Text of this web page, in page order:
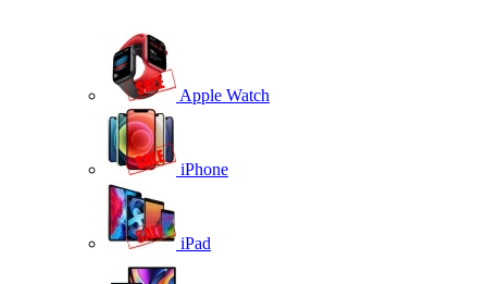
Apple Watch
iPhone
iPad